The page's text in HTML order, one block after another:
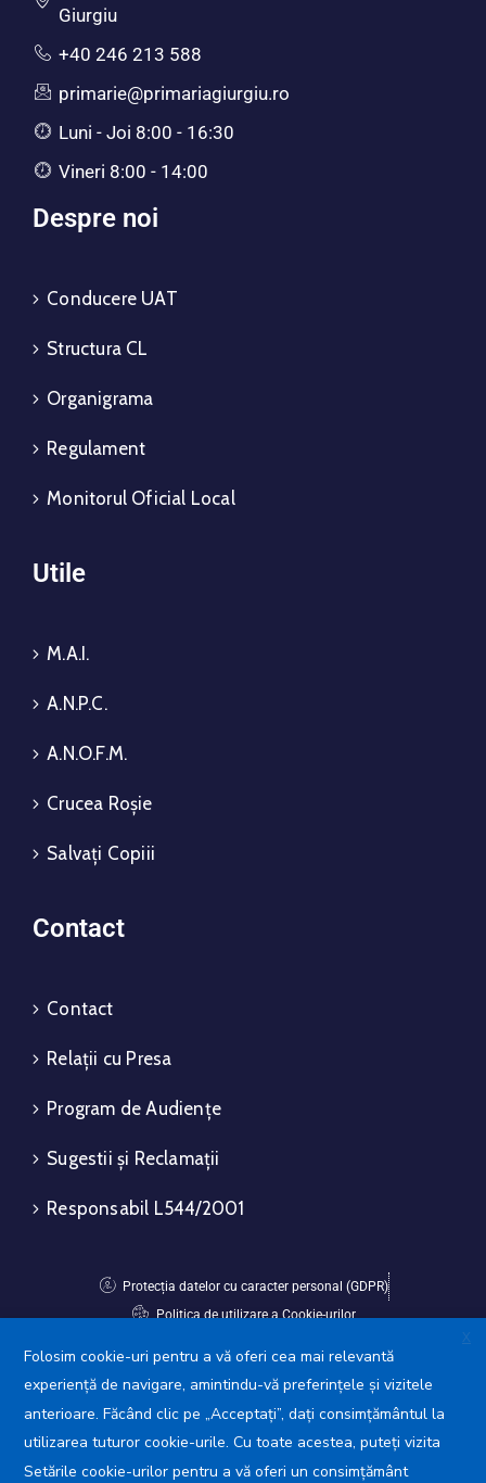
Giurgiu
+40 246 213 588
primarie@primariagiurgiu.ro
Luni - Joi 8:00 - 16:30
Vineri 8:00 - 14:00
Despre noi
Conducere UAT
Structura CL
Organigrama
Regulament
Monitorul Oficial Local
Utile
M.A.I.
A.N.P.C.
A.N.O.F.M.
Crucea Roșie
Salvați Copiii
Contact
Contact
Relații cu Presa
Program de Audiențe
Sugestii și Reclamații
Responsabil L544/2001
Protecția datelor cu caracter personal (GDPR)
Politica de utilizare a Cookie-urilor
X
Folosim cookie-uri pentru a vă oferi cea mai relevantă
experiență de navigare, amintindu-vă preferințele și vizitele
anterioare. Făcând clic pe „Acceptați”, dați consimțământul la
utilizarea tuturor cookie-urile. Cu toate acestea, puteți vizita
Setările cookie-urilor pentru a vă oferi un consimțământ